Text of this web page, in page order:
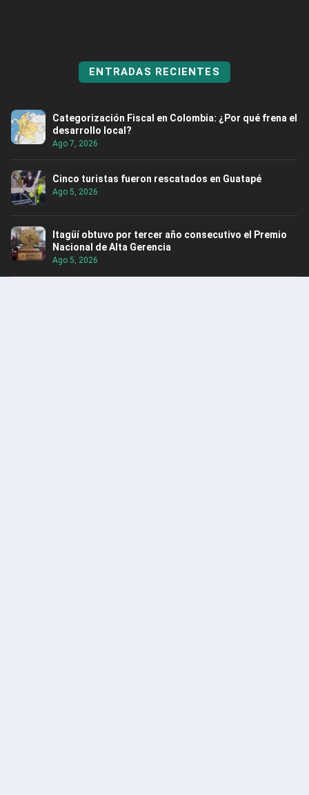
ENTRADAS RECIENTES
Categorización Fiscal en Colombia: ¿Por qué frena el
desarrollo local?
Ago 7, 2026
Cinco turistas fueron rescatados en Guatapé
Ago 5, 2026
Itagüí obtuvo por tercer año consecutivo el Premio
Nacional de Alta Gerencia
Ago 5, 2026